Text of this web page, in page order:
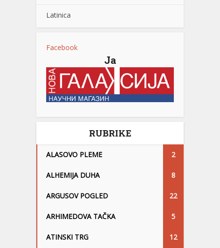
Latinica
Facebook
Ja
RUBRIKE
ALASOVO PLEME 2
ALHEMIJA DUHA 8
ARGUSOV POGLED 22
ARHIMEDOVA TAČKA 5
ATINSKI TRG 12